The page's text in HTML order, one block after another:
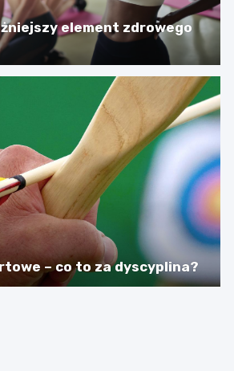
element zdrowego
– co to za dyscyplina?